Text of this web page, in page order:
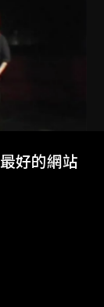
好的網站